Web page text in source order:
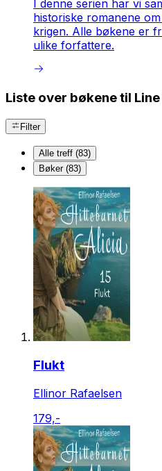
I denne serien har vi
historiske romanene
krigen. Alle bøkene er
ulike forfattere.
Liste over bøkene til
Filter
Alle treff (83)
Bøker (83)
Flukt
Ellinor Rafaelsen
179,-